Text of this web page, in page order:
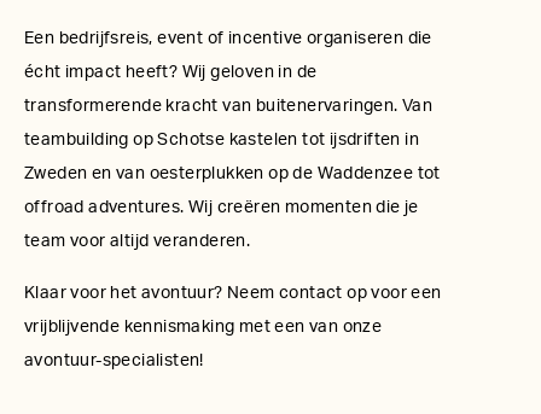
Een bedrijfsreis, event of incentive organiseren die
écht impact heeft? Wij geloven in de
transformerende kracht van buitenervaringen. Van
teambuilding op Schotse kastelen tot ijsdriften in
Zweden en van oesterplukken op de Waddenzee tot
offroad adventures. Wij creëren momenten die je
team voor altijd veranderen.
Klaar voor het avontuur? Neem contact op voor een
vrijblijvende kennismaking met een van onze
avontuur-specialisten!